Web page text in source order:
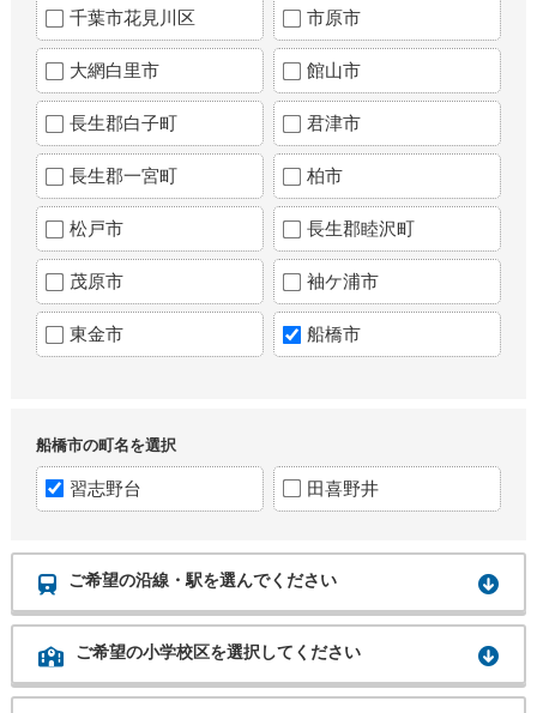
千葉市花見川区 市原市
大網白里市 館山市
長生郡白子町 君津市
長生郡一宮町 柏市
松戸市 長生郡睦沢町
茂原市 袖ケ浦市
東金市 船橋市
船橋市の町名を選択
習志野台 田喜野井
ご希望の沿線・駅を選んでください
ご希望の小学校区を選択してください